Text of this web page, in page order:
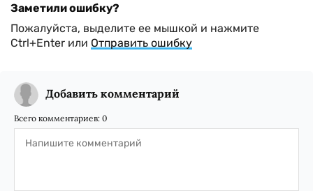
Заметили ошибку?
Пожалуйста, выделите ее мышкой и нажмите
Ctrl+Enter или Отправить ошибку
Добавить комментарий
Всего комментариев: 0